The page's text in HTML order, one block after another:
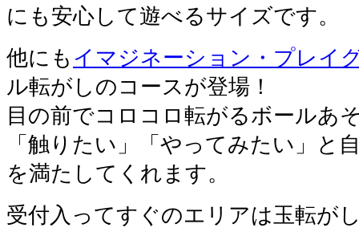
にも安心して遊べるサイズです。
他にも イマジネーション・プレイ
ル転がしのコースが登場！
目の前でコロコロ転がるボールあ
「触りたい」「やってみたい」と
を満たしてくれます。
受付入ってすぐのエリアは玉転が